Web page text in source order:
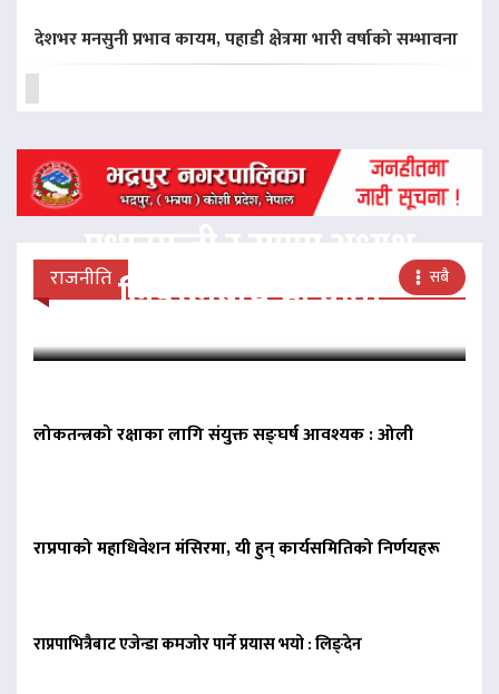
देशभर मनसुनी प्रभाव कायम, पहाडी क्षेत्रमा भारी वर्षाको सम्भावना
राजनीति सबै
प्रधानमन्त्री र राप्रपा अध्यक्ष
लिङदेनबीच भेटवार्ता
लोकतन्त्रको रक्षाका लागि संयुक्त सङ्घर्ष आवश्यक : ओली
राप्रपाको महाधिवेशन मंसिरमा, यी हुन् कार्यसमितिको निर्णयहरू
राप्रपाभित्रैबाट एजेन्डा कमजोर पार्ने प्रयास भयो : लिङ्देन